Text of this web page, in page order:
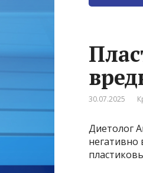
30.07.2025
Диетолог
негативно